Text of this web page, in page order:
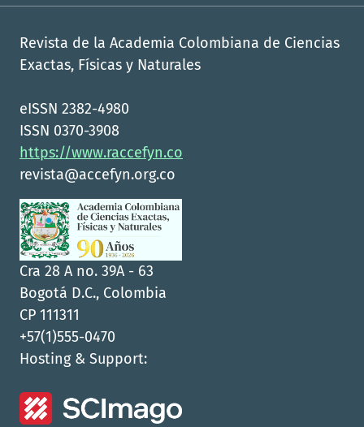
Revista de la Academia Colombiana de Ciencias
Exactas, Físicas y Naturales
eISSN 2382-4980
ISSN 0370-3908
https://www.raccefyn.co
revista@accefyn.org.co
Cra 28 A no. 39A - 63
Bogotá D.C., Colombia
CP 111311
+57(1)555-0470
Hosting & Support: